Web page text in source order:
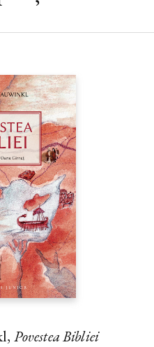
Povestea Bibliei